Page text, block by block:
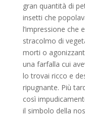
gran quantità di
insetti che
l’impressione che
stracolmo di
morti o
una farfalla cui
lo trovai ricco e
ripugnante. Più
così
il simbolo della